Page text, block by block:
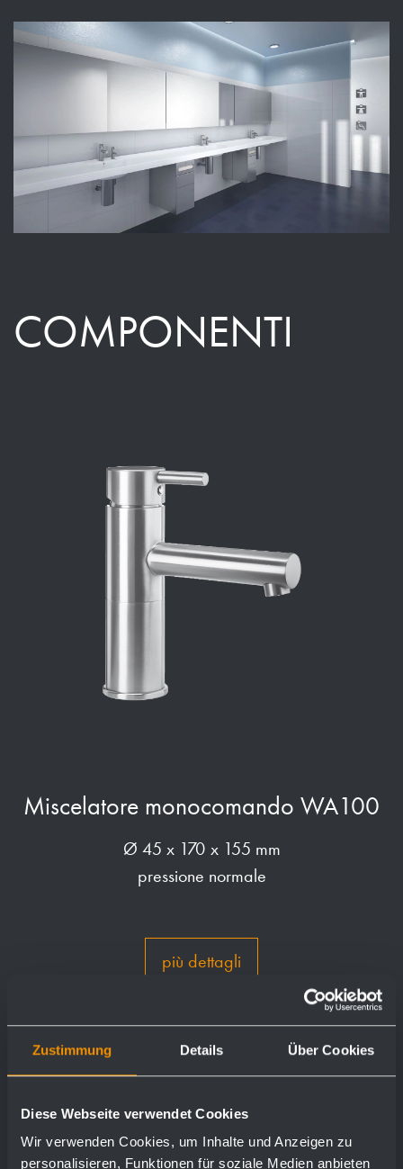
Zustimmung Details Über Cookies
Diese Webseite verwendet Cookies
Wir verwenden Cookies, um Inhalte und Anzeigen zu
personalisieren, Funktionen für soziale Medien anbieten
COMPONENTI
Miscelatore monocomando WA100
Ø 45 x 170 x 155 mm
pressione normale
più dettagli